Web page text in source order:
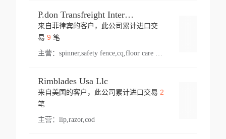
P.don Transfreight International
来自菲律宾的客户，此公司累计进口交
易 9 笔
主营：
Rimblades Usa Llc
来自美国的客户，此公司累计进口交易 2
笔
主营： lip,razor,cod